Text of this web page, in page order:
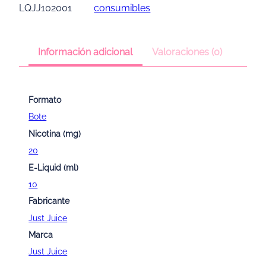
LQJJ102001
consumibles
Información adicional Valoraciones (0)
Formato
Bote
Nicotina (mg)
20
E-Liquid (ml)
10
Fabricante
Just Juice
Marca
Just Juice